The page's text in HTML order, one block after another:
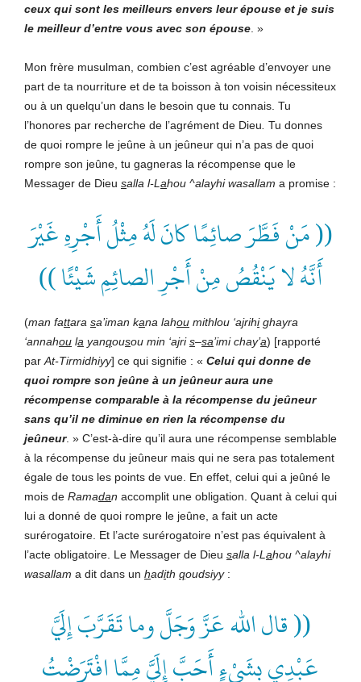
ceux qui sont les meilleurs envers leur épouse et je suis
le meilleur d’entre vous avec son épouse . »
Mon frère musulman, combien c’est agréable d’envoyer une
part de ta nourriture et de ta boisson à ton voisin nécessiteux
ou à un quelqu’un dans le besoin que tu connais. Tu
l’honores par recherche de l’agrément de Dieu Tu donnes
de quoi rompre le jeûne à un jeûneur qui n’a pas de quoi
rompre son jeûne, tu gagneras la récompense que le
Messager de Dieu salla l-L ahou ^alayhi wasallam a promise :
(( مَنْ فَطَّرَ صائِمًا كانَ لَهُ مِثْلُ أَجْرِهِ غَيْرَ
أَنَّهُ لا يَنْقُصُ مِنْ أَجْرِ الصائِمِ شَيْئًا ))
(man fattara sa’iman kana lahou mithlou ‘ajrihighayra
‘annahou la yanqousou min ‘ajris–sa’imi chay’a) [rapporté
par At-Tirmidhiyy] ce qui signifie : « Celui qui donne de
quoi rompre son jeûne à un jeûneur aura une
récompense comparable à la récompense du jeûneur
sans qu’il ne diminue en rien la récompense du
jeûneur. » C’est-à-dire qu’il aura une récompense semblable
à la récompense du jeûneur mais qui ne sera pas totalement
égale de tous les points de vue. En effet, celui qui a jeûné le
mois de Ramadan accomplit une obligation. Quant à celui qui
lui a donné de quoi rompre le jeûne, a fait un acte
surérogatoire. Et l’acte surérogatoire n’est pas équivalent à
l’acte obligatoire. Le Messager de Dieu salla l-L ahou ^alayhi
wasallam a dit dans un hadith qoudsiyy :
(( قال الله عَزَّ وَجَلَّ وما تَقَرَّبَ إِلَيَّ
عَبْدِي بِشَىْءٍ أَحَبَّ إِلَيَّ مِمَّا افْتَرَضْتُ